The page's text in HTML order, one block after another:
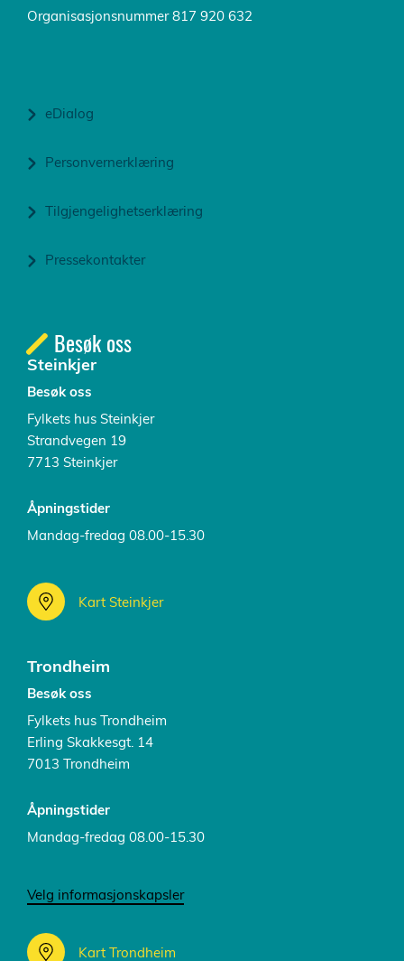
Organisasjonsnummer 817 920 632
eDialog
Personvernerklæring
Tilgjengelighetserklæring
Pressekontakter
Besøk oss
Steinkjer
Besøk oss
Fylkets hus Steinkjer
Strandvegen 19
7713 Steinkjer
Åpningstider
Mandag-fredag 08.00-15.30
Kart Steinkjer
Trondheim
Besøk oss
Fylkets hus Trondheim
Erling Skakkesgt. 14
7013 Trondheim
Åpningstider
Mandag-fredag 08.00-15.30
Velg informasjonskapsler
Kart Trondheim